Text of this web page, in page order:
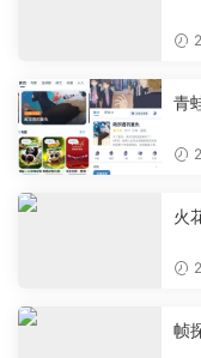
青
火
帧